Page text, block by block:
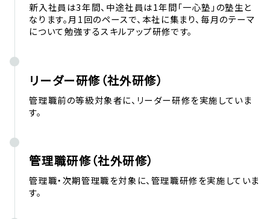
新入社員は3年間、中途社員は1年間「一心塾」の塾生と
なります。月1回のペースで、本社に集まり、毎月のテーマ
について勉強するスキルアップ研修です。
リーダー研修（社外研修）
管理職前の等級対象者に、リーダー研修を実施していま
す。
管理職研修（社外研修）
管理職・次期管理職を対象に、管理職研修を実施していま
す。